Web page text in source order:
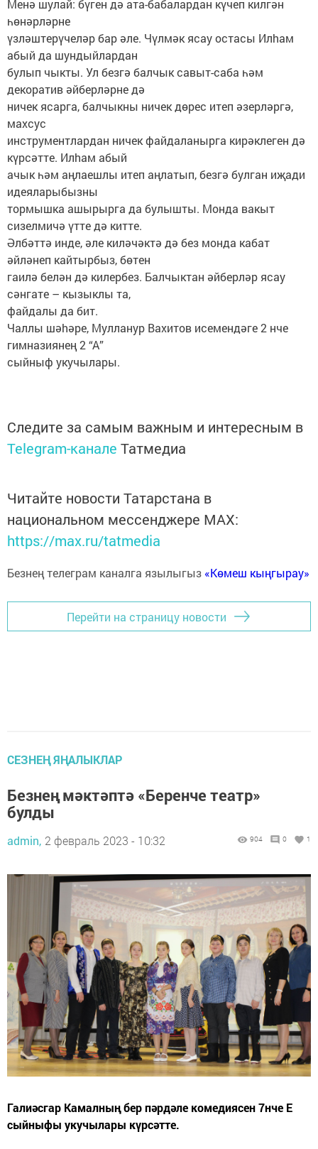
Менә шулай: бүген дә ата-бабалардан күчеп килгән
һөнәрләрне
үзләштерүчеләр бар әле. Чүлмәк ясау остасы Илhам
абый да шундыйлардан
булып чыкты. Ул безгә балчык савыт-саба һәм
декоратив әйберләрне дә
ничек ясарга, балчыкны ничек дөрес итеп әзерләргә,
махсус
инструментлардан ничек файдаланырга кирәклеген дә
күрсәтте. Илhам абый
ачык һәм аңлаешлы итеп аңлатып, безгә булган иҗади
идеяларыбызны
тормышка ашырырга да булышты. Монда вакыт
сизелмичә үтте дә китте.
Әлбәттә инде, әле киләчәктә дә без монда кабат
әйләнеп кайтырбыз, бөтен
гаилә белән дә килербез. Балчыктан әйберләр ясау
сәнгате – кызыклы та,
файдалы да бит.
Чаллы шәhәре, Мулланур Вахитов исемендәге 2 нче
гимназиянең 2 “А”
сыйныф укучылары.
Следите за самым важным и интересным в
Telegram-канале Татмедиа
Читайте новости Татарстана в
национальном мессенджере MАХ:
https://max.ru/tatmedia
Безнең телеграм каналга язылыгыз «Көмеш кыңгырау»
Перейти на страницу новости
СЕЗНЕҢ ЯҢАЛЫКЛАР
Безнең мәктәптә «Беренче театр»
булды
admin, 2 февраль 2023 - 10:32 904 0 1
Галиәсгар Камалның бер пәрдәле комедиясен 7нче Е
сыйныфы укучылары күрсәтте.